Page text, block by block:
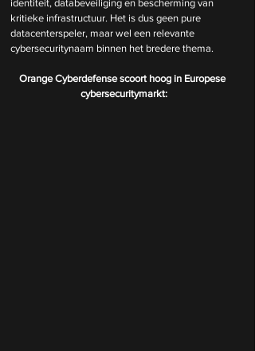
identiteit, databeveiliging en bescherming van
kritieke infrastructuur. Het is dus geen pure
datacenterspeler, maar wel een relevante
cybersecuritynaam binnen het bredere thema.
Orange Cyberdefense scoort hoog in Europese
cybersecuritymarkt: